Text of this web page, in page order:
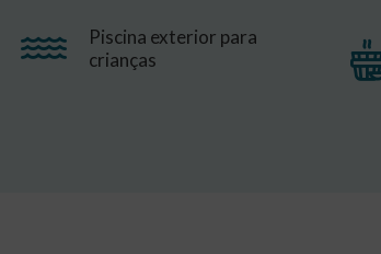
Piscina exterior para
crianças